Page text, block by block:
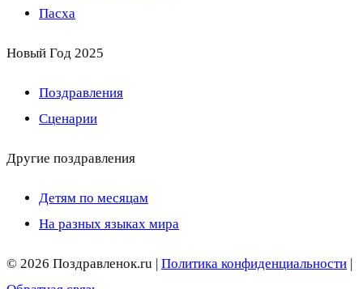
Пасха
Новый Год 2025
Поздравления
Сценарии
Другие поздравления
Детям по месяцам
На разных языках мира
© 2026 Поздравленок.ru | Политика конфиденциальности |